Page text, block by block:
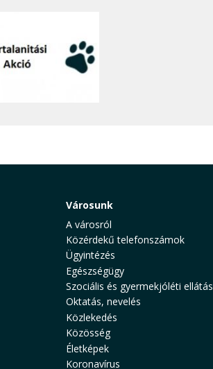
Városunk
A városról
Közérdekű telefonszámok
Ügyintézés
Egészségügy
Szociális és gyermekjóléti ellátás
Oktatás, nevelés
Közlekedés
Közösség
Életképek
Koronavírus